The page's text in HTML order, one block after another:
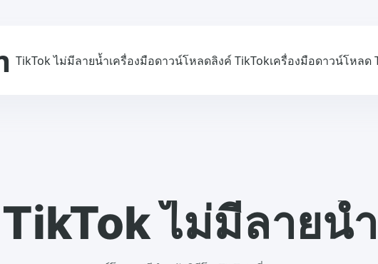
TikTok ไม่มีลายน้ำเครื่องมือดาวน์โหลดลิงค์ TikTokเครื่องมือดาวน์โหลด
TikTok ไม่มีลายน้ำ